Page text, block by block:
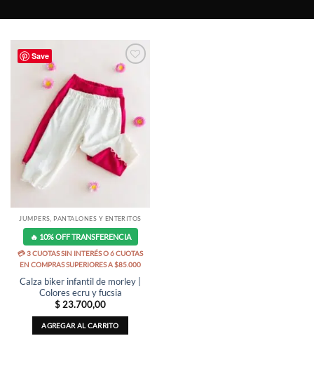
Save
JUMPERS, PANTALONES Y ENTERITOS
🔥 10% OFF TRANSFERENCIA
💳 3 CUOTAS SIN INTERÉS O 6 CUOTAS
EN COMPRAS SUPERIORES A $85.000
Calza biker infantil de morley |
Colores ecru y fucsia
$ 23.700,00
AGREGAR AL CARRITO